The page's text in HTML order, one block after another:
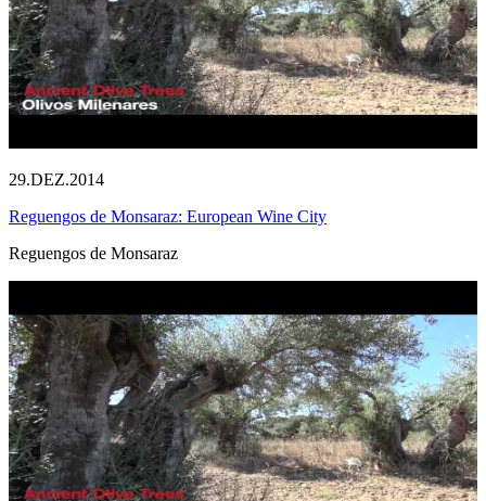
29.DEZ.2014
Reguengos de Monsaraz: European Wine City
Reguengos de Monsaraz